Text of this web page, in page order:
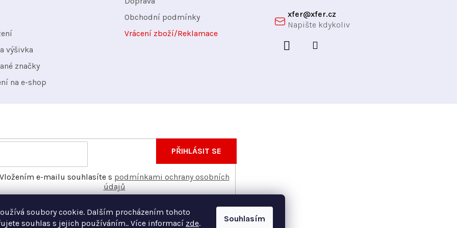
soubory cookie. Dalším procházením tohoto
souhlas s jejich používáním.. Více informací zde. Souhlasím
výšivka
značky
na e-shop
Obchodní podmínky
Vrácení zboží/Reklamace
xfer@xfer.cz
o nových produktech na našem e-shopu.
Vložením e-mailu souhlasíte s podmínkami ochrany osobních
údajů
PŘIHLÁSIT SE